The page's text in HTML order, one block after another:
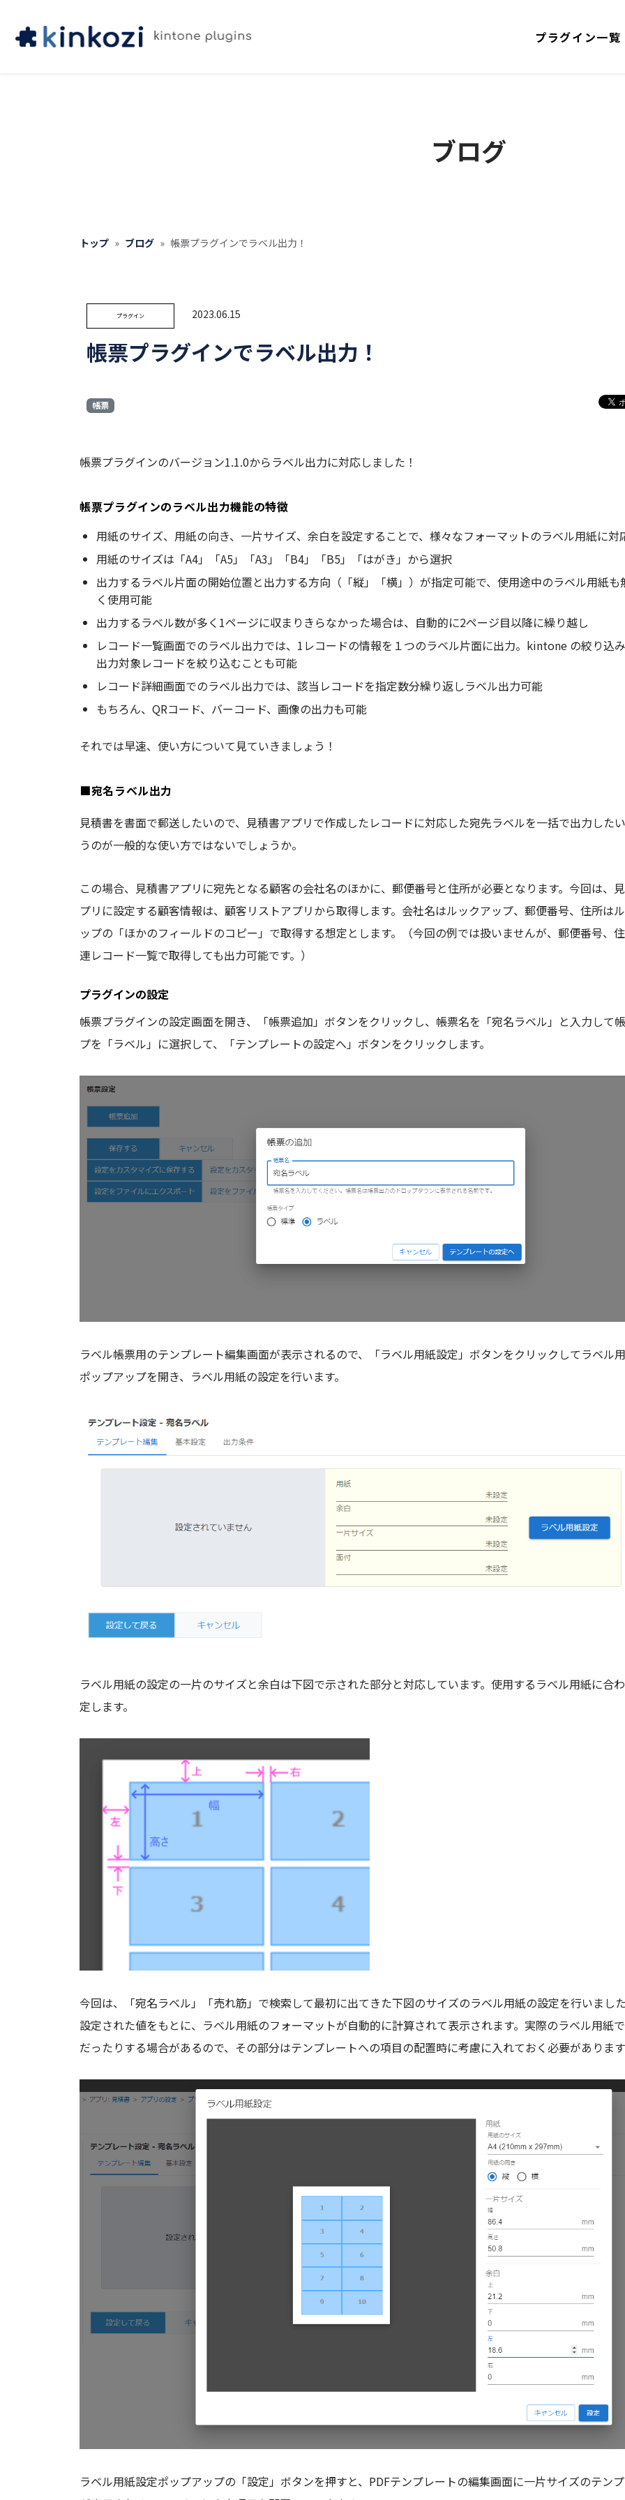
プラグイン一覧
ブログ
トップ ブログ 帳票プラグインでラベル出力！
プラグイン 2023.06.15
帳票プラグインでラベル出力！
帳票
帳票プラグインのバージョン1.1.0からラベル出力に対応しました！
帳票プラグインのラベル出力機能の特徴
用紙のサイズ、用紙の向き、一片サイズ、余白を設定することで、様々なフォーマットのラベル用紙に対
用紙のサイズは「A4」「A5」「A3」「B4」「B5」「はがき」から選択
出力するラベル片面の開始位置と出力する方向（「縦」「横」）が指定可能で、使用途中のラベル用紙も
く使用可能
出力するラベル数が多く1ページに収まりきらなかった場合は、自動的に2ページ目以降に繰り越し
レコード一覧画面でのラベル出力では、1レコードの情報を１つのラベル片面に出力。kintone の絞り込
出力対象レコードを絞り込むことも可能
レコード詳細画面でのラベル出力では、該当レコードを指定数分繰り返しラベル出力可能
もちろん、QRコード、バーコード、画像の出力も可能
それでは早速、使い方について見ていきましょう！
■宛名ラベル出力
見積書を書面で郵送したいので、見積書アプリで作成したレコードに対応した宛先ラベルを一括で出力した
うのが一般的な使い方ではないでしょうか。
この場合、見積書アプリに宛先となる顧客の会社名のほかに、郵便番号と住所が必要となります。今回は、
プリに設定する顧客情報は、顧客リストアプリから取得します。会社名はルックアップ、郵便番号、住所は
ップの「ほかのフィールドのコピー」で取得する想定とします。（今回の例では扱いませんが、郵便番号、
連レコード一覧で取得しても出力可能です。）
プラグインの設定
帳票プラグインの設定画面を開き、「帳票追加」ボタンをクリックし、帳票名を「宛名ラベル」と入力して
プを「ラベル」に選択して、「テンプレートの設定へ」ボタンをクリックします。
ラベル帳票用のテンプレート編集画面が表示されるので、「ラベル用紙設定」ボタンをクリックしてラベル
ポップアップを開き、ラベル用紙の設定を行います。
ラベル用紙の設定の一片のサイズと余白は下図で示された部分と対応しています。使用するラベル用紙に合
定します。
今回は、「宛名ラベル」「売れ筋」で検索して最初に出てきた下図のサイズのラベル用紙の設定を行いまし
設定された値をもとに、ラベル用紙のフォーマットが自動的に計算されて表示されます。実際のラベル用紙
だったりする場合があるので、その部分はテンプレートへの項目の配置時に考慮に入れておく必要がありま
ラベル用紙設定ポップアップの「設定」ボタンを押すと、PDFテンプレートの編集画面に一片サイズのテン